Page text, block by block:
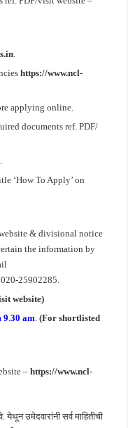
https://www.ncl-
applying online.
documents ref. PDF/
‘How To Apply’ on
& divisional notice
the information by
25902285.
website)
9 .30 am .(For shortlisted
–https://www.ncl-
उमेदवारांनी सर्व माहितीची